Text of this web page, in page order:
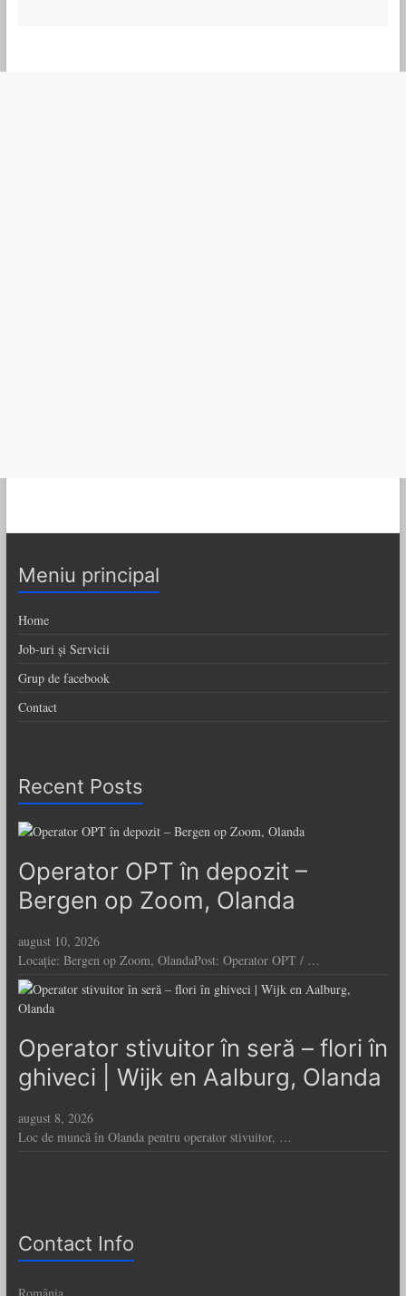
Meniu principal
Home
Job-uri și Servicii
Grup de facebook
Contact
Recent Posts
Operator OPT în depozit –
Bergen op Zoom, Olanda
august 10, 2026
Locație: Bergen op Zoom, OlandaPost: Operator OPT / …
Operator stivuitor în seră – flori în
ghiveci | Wijk en Aalburg, Olanda
august 8, 2026
Loc de muncă în Olanda pentru operator stivuitor, …
Contact Info
România